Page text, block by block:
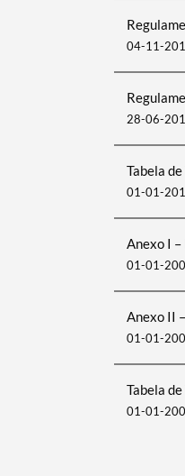
04-11-
28-06-
Tabela
01-01-
Anexo I –
01-01-
Anexo II
01-01-
Tabela
01-01-